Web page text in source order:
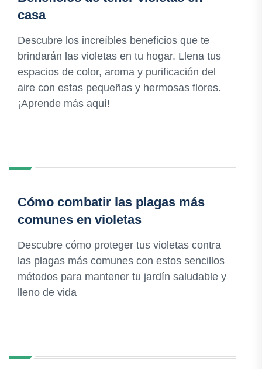
casa
Descubre los increíbles beneficios que te
brindarán las violetas en tu hogar. Llena tus
espacios de color, aroma y purificación del
aire con estas pequeñas y hermosas flores.
¡Aprende más aquí!
Cómo combatir las plagas más
comunes en violetas
Descubre cómo proteger tus violetas contra
las plagas más comunes con estos sencillos
métodos para mantener tu jardín saludable y
lleno de vida